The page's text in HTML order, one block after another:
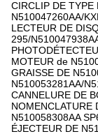
CIRCLIP DE
N510047260AA/
LECTEUR DE
295/
MOTEUR de
GRAISSE DE
N510053281AA/
CANNELURE DE
NOMENCLATURE
N510058308AA
ÉJECTEUR DE